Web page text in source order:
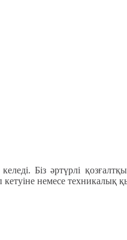
Біз әртүрлі
кетуіне немесе